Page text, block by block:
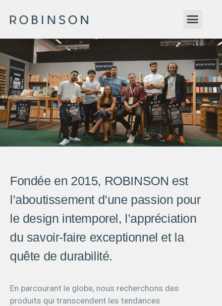
Fondée en 2015, ROBINSON est
l’aboutissement d’une passion pour
le design intemporel, l’appréciation
du savoir-faire exceptionnel et la
quête de durabilité.
En parcourant le globe, nous recherchons des
produits qui transcendent les tendances